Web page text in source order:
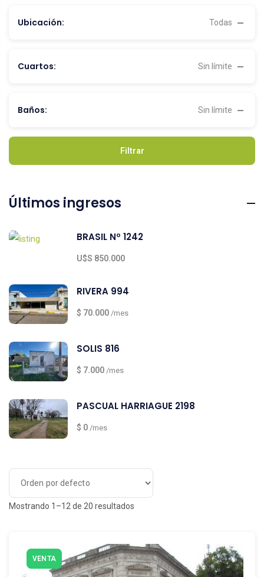
Ubicación: Todas
Cuartos: Sin límite
Baños: Sin límite
Filtrar
Últimos ingresos
BRASIL Nº 1242
U$S 850.000
RIVERA 994
$ 70.000 /mes
SOLIS 816
$ 7.000 /mes
PASCUAL HARRIAGUE 2198
$ 0 /mes
Mostrando 1–12 de 20 resultados
VENTA